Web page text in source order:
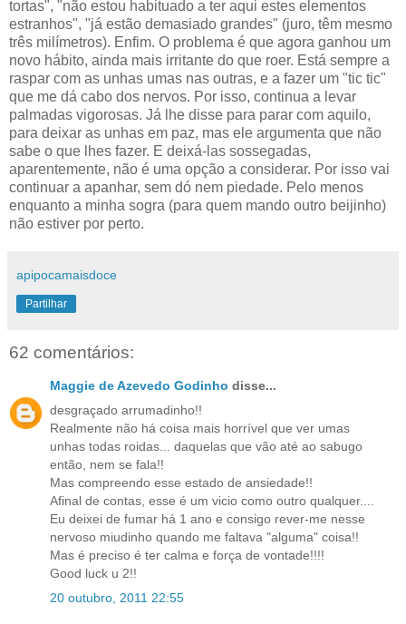
tortas", "não estou habituado a ter aqui estes elementos
estranhos", "já estão demasiado grandes" (juro, têm mesmo
três milímetros). Enfim. O problema é que agora ganhou um
novo hábito, ainda mais irritante do que roer. Está sempre a
raspar com as unhas umas nas outras, e a fazer um "tic tic"
que me dá cabo dos nervos. Por isso, continua a levar
palmadas vigorosas. Já lhe disse para parar com aquilo,
para deixar as unhas em paz, mas ele argumenta que não
sabe o que lhes fazer. E deixá-las sossegadas,
aparentemente, não é uma opção a considerar. Por isso vai
continuar a apanhar, sem dó nem piedade. Pelo menos
enquanto a minha sogra (para quem mando outro beijinho)
não estiver por perto.
apipocamaisdoce
Partilhar
62 comentários:
Maggie de Azevedo Godinho disse...
desgraçado arrumadinho!!
Realmente não há coisa mais horrível que ver umas
unhas todas roidas... daquelas que vão até ao sabugo
então, nem se fala!!
Mas compreendo esse estado de ansiedade!!
Afinal de contas, esse é um vicio como outro qualquer....
Eu deixei de fumar há 1 ano e consigo rever-me nesse
nervoso miudinho quando me faltava "alguma" coisa!!
Mas é preciso é ter calma e força de vontade!!!!
Good luck u 2!!
20 outubro, 2011 22:55